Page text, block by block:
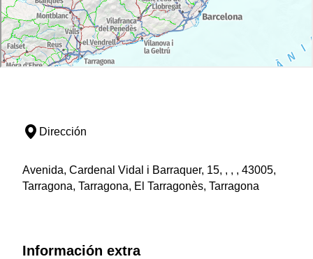
Dirección
Avenida, Cardenal Vidal i Barraquer, 15, , , , 43005,
Tarragona, Tarragona, El Tarragonès, Tarragona
Información extra